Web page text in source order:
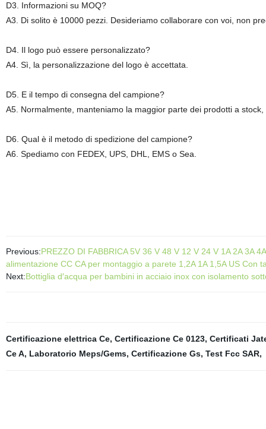
D3. Informazioni su MOQ?
A3. Di solito è 10000 pezzi. Desideriamo collaborare con voi, non
D4. Il logo può essere personalizzato?
A4. Sì, la personalizzazione del logo è accettata.
D5. E il tempo di consegna del campione?
A5. Normalmente, manteniamo la maggior parte dei prodotti a
D6. Qual è il metodo di spedizione del campione?
A6. Spediamo con FEDEX, UPS, DHL, EMS o Sea.
Previous:PREZZO DI FABBRICA 5V 36 V 48 V 12 V 24 V 1A 2A 3A
alimentazione CC CA per montaggio a parete 1,2A 1A 1,5A US Con
Next:Bottiglia d′acqua per bambini in acciaio inox con isolamento
Certificazione elettrica Ce, Certificazione Ce 0123, Certificati
Ce A, Laboratorio Meps/Gems, Certificazione Gs, Test Fcc SAR,